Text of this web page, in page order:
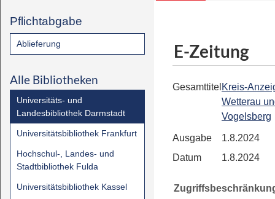
Pflichtabgabe
Ablieferung
Alle Bibliotheken
Universitäts- und
Landesbibliothek Darmstadt
Universitätsbibliothek Frankfurt
Hochschul-, Landes- und
Stadtbibliothek Fulda
Universitätsbibliothek Kassel
E-Zeitung
Gesamttitel Kreis-
Wetterau
Vogelsberg
Ausgabe
1.8.2024
Datum
1.8.2024